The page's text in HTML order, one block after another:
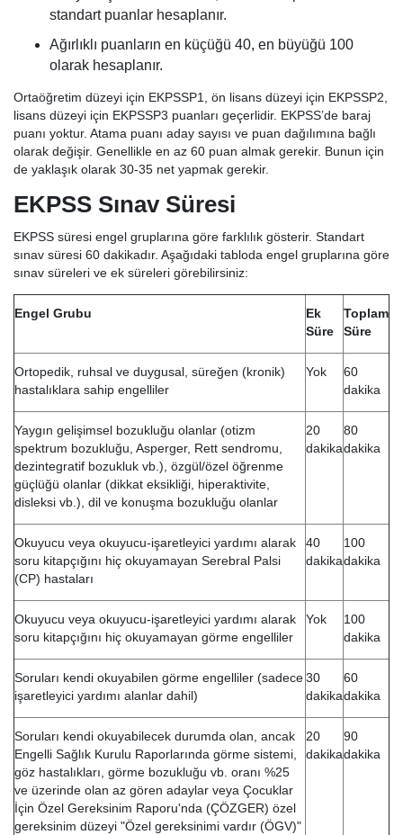
standart puanlar hesaplanır.
Ağırlıklı puanların en küçüğü 40, en büyüğü 100
olarak hesaplanır.
Ortaöğretim düzeyi için EKPSSP1, ön lisans düzeyi için EKPSSP2,
lisans düzeyi için EKPSSP3 puanları geçerlidir. EKPSS’de baraj
puanı yoktur. Atama puanı aday sayısı ve puan dağılımına bağlı
olarak değişir. Genellikle en az 60 puan almak gerekir. Bunun için
de yaklaşık olarak 30-35 net yapmak gerekir.
EKPSS Sınav Süresi
EKPSS süresi engel gruplarına göre farklılık gösterir. Standart
sınav süresi 60 dakikadır. Aşağıdaki tabloda engel gruplarına göre
sınav süreleri ve ek süreleri görebilirsiniz:
Engel Grubu
Ek
Süre
Toplam
Süre
Ortopedik, ruhsal ve duygusal, süreğen (kronik)
hastalıklara sahip engelliler
Yok
60
dakika
Yaygın gelişimsel bozukluğu olanlar (otizm
spektrum bozukluğu, Asperger, Rett sendromu,
dezintegratif bozukluk vb.), özgül/özel öğrenme
güçlüğü olanlar (dikkat eksikliği, hiperaktivite,
disleksi vb.), dil ve konuşma bozukluğu olanlar
20
dakika
80
dakika
Okuyucu veya okuyucu-işaretleyici yardımı alarak
soru kitapçığını hiç okuyamayan Serebral Palsi
(CP) hastaları
40
dakika
100
dakika
Okuyucu veya okuyucu-işaretleyici yardımı alarak
soru kitapçığını hiç okuyamayan görme engelliler
Yok
100
dakika
Soruları kendi okuyabilen görme engelliler (sadece
işaretleyici yardımı alanlar dahil)
30
dakika
60
dakika
Soruları kendi okuyabilecek durumda olan, ancak
Engelli Sağlık Kurulu Raporlarında görme sistemi,
göz hastalıkları, görme bozukluğu vb. oranı %25
ve üzerinde olan az gören adaylar veya Çocuklar
İçin Özel Gereksinim Raporu'nda (ÇÖZGER) özel
gereksinim düzeyi "Özel gereksinimi vardır (ÖGV)"
20
dakika
90
dakika